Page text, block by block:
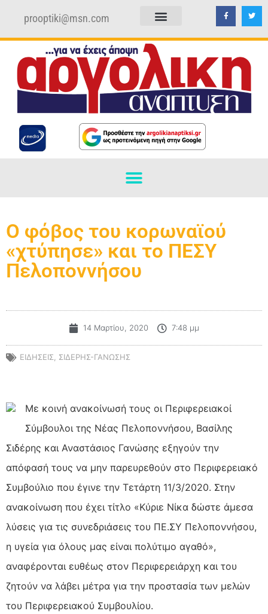
prooptiki@msn.com
Ο φόβος του κορωναϊού
«χτύπησε» και το ΠΕΣΥ
Πελοποννήσου
14 Μαρτίου, 2020 7:48 μμ
ΕΙΔΗΣΕΙΣ, ΣΙΔΕΡΗΣ-ΓΑΝΩΣΗΣ
Με κοινή ανακοίνωσή τους οι Περιφερειακοί
Σύμβουλοι της Νέας Πελοποννήσου, Βασίλης
Σιδέρης και Αναστάσιος Γανώσης εξηγούν την
απόφασή τους να μην παρευρεθούν στο Περιφερειακό
Συμβούλιο που έγινε την Τετάρτη 11/3/2020. Στην
ανακοίνωση που έχει τίτλο «Κύριε Νίκα δώστε άμεσα
λύσεις για τις συνεδριάσεις του ΠΕ.ΣΥ Πελοποννήσου,
η υγεία για όλους μας είναι πολύτιμο αγαθό»,
αναφέρονται ευθέως στον Περιφερειάρχη και του
ζητούν να λάβει μέτρα για την προστασία των μελών
του Περιφερειακού Συμβουλίου.